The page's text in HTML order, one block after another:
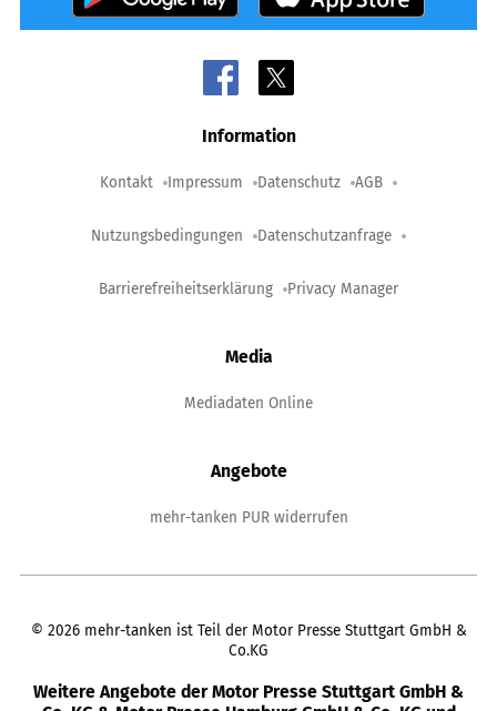
Information
Kontakt Impressum Datenschutz AGB
Nutzungsbedingungen Datenschutzanfrage
Barrierefreiheitserklärung Privacy Manager
Media
Mediadaten Online
Angebote
mehr-tanken PUR widerrufen
© 2026 mehr-tanken ist Teil der Motor Presse Stuttgart GmbH &
Co.KG
Weitere Angebote der Motor Presse Stuttgart GmbH &